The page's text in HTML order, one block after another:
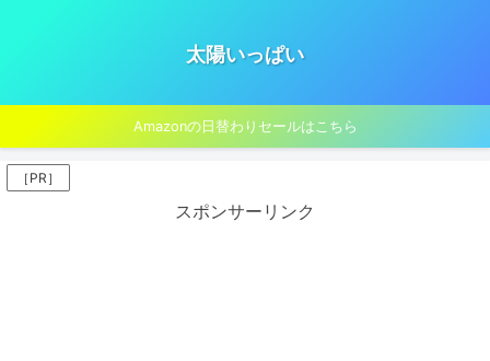
太陽いっぱい
Amazonの日替わりセールはこちら
［PR］
スポンサーリンク